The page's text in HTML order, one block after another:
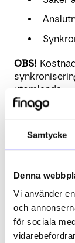
Samtycke
Denna
Vi använder
och
för sociala
OBS!
utomlands.
för ditt